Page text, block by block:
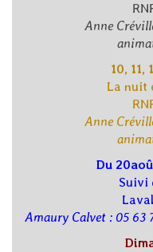
Anne
10, 11,
La nuit
Anne
Du
Suivi
Amaury Calvet : 05 63